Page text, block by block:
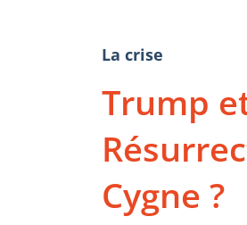
La crise
Trump
Cygne ?